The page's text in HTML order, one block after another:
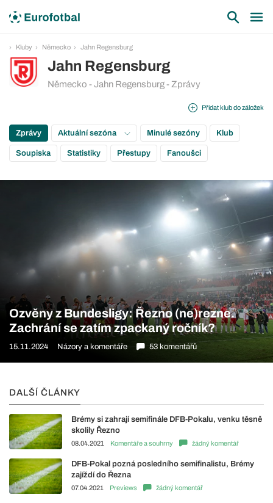
Kluby Německo Jahn Regensburg
Jahn Regensburg
Německo - Jahn Regensburg - Zprávy
Přidat klub do záložek
Zprávy Aktuální sezóna Minulé sezóny Klub
Soupiska Statistiky Přestupy Fanoušci
Ozvěny z Bundesligy: Řezno (ne)rezne.
Zachrání se zatím zpackaný ročník?
15.11.2024 Názory a komentáře 53 komentářů
DALŠÍ ČLÁNKY
Brémy si zahrají semifinále DFB-Pokalu, venku těsně
skolily Řezno
08.04.2021 Komentáře a souhrny žádný komentář
DFB-Pokal pozná posledního semifinalistu, Brémy
zajíždí do Řezna
07.04.2021 Previews žádný komentář